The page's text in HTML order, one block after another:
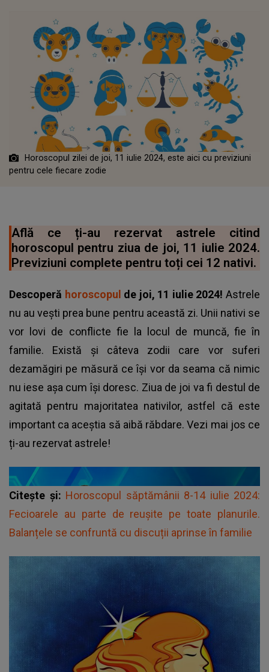
Horoscopul zilei de joi, 11 iulie 2024, este aici cu previziuni
pentru cele fiecare zodie
Află ce ți-au rezervat astrele citind
horoscopul pentru ziua de joi, 11 iulie 2024.
Previziuni complete pentru toți cei 12 nativi.
Descoperă horoscopul de joi, 11 iulie 2024!Astrele
nu au vești prea bune pentru această zi. Unii nativi se
vor lovi de conflicte fie la locul de muncă, fie în
familie. Există și câteva zodii care vor suferi
dezamăgiri pe măsură ce își vor da seama că nimic
nu iese așa cum își doresc. Ziua de joi va fi destul de
agitată pentru majoritatea nativilor, astfel că este
important ca aceștia să aibă răbdare. Vezi mai jos ce
ți-au rezervat astrele!
Citește și: Horoscopul săptămânii 8-14 iulie 2024:
Fecioarele au parte de reușite pe toate planurile.
Balanțele se confruntă cu discuții aprinse în familie